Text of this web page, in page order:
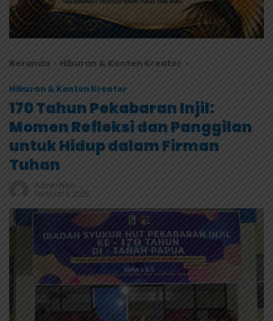
Beranda Hiburan & Konten Kreator
Hiburan & Konten Kreator
170 Tahun Pekabaran Injil:
Momen Refleksi dan Panggilan
untuk Hidup dalam Firman
Tuhan
Admin Web
Februari 5, 2025